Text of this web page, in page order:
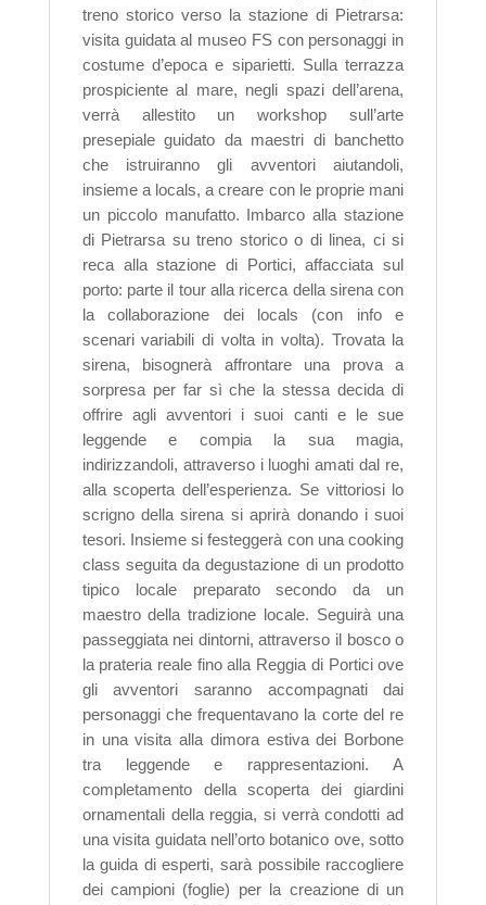
treno storico verso la stazione di Pietrarsa:
visita guidata al museo FS con personaggi in
costume d’epoca e siparietti. Sulla terrazza
prospiciente al mare, negli spazi dell’arena,
verrà allestito un workshop sull’arte
presepiale guidato da maestri di banchetto
che istruiranno gli avventori aiutandoli,
insieme a locals, a creare con le proprie mani
un piccolo manufatto. Imbarco alla stazione
di Pietrarsa su treno storico o di linea, ci si
reca alla stazione di Portici, affacciata sul
porto: parte il tour alla ricerca della sirena con
la collaborazione dei locals (con info e
scenari variabili di volta in volta). Trovata la
sirena, bisognerà affrontare una prova a
sorpresa per far sì che la stessa decida di
offrire agli avventori i suoi canti e le sue
leggende e compia la sua magia,
indirizzandoli, attraverso i luoghi amati dal re,
alla scoperta dell’esperienza. Se vittoriosi lo
scrigno della sirena si aprirà donando i suoi
tesori. Insieme si festeggerà con una cooking
class seguita da degustazione di un prodotto
tipico locale preparato secondo da un
maestro della tradizione locale. Seguirà una
passeggiata nei dintorni, attraverso il bosco o
la prateria reale fino alla Reggia di Portici ove
gli avventori saranno accompagnati dai
personaggi che frequentavano la corte del re
in una visita alla dimora estiva dei Borbone
tra leggende e rappresentazioni.A
completamento della scoperta dei giardini
ornamentali della reggia, si verrà condotti ad
una visita guidata nell’orto botanico ove, sotto
la guida di esperti, sarà possibile raccogliere
dei campioni (foglie) per la creazione di un